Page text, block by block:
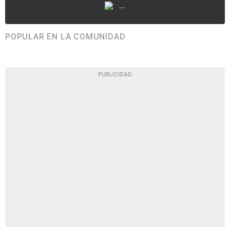
...
POPULAR EN LA COMUNIDAD
PUBLICIDAD